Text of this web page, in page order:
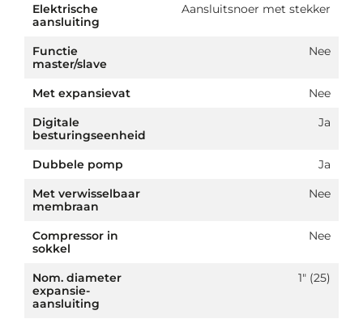
Elektrische
aansluiting
Aansluitsnoer met stekker
Functie
master/slave
Nee
Met expansievat
Nee
Digitale
besturingseenheid
Ja
Dubbele pomp
Ja
Met verwisselbaar
membraan
Nee
Compressor in
sokkel
Nee
Nom. diameter
expansie-
aansluiting
1" (25)